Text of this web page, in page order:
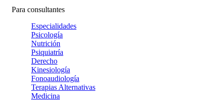
Para consultantes
Especialidades
Psicología
Nutrición
Psiquiatría
Derecho
Kinesiología
Fonoaudiología
Terapias Alternativas
Medicina